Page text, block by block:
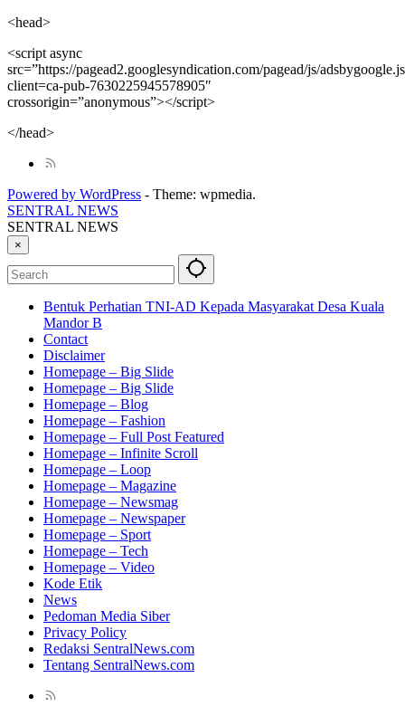
<head>
<script async
src=”https://pagead2.googlesyndication.com/pagead/js/
client=ca-pub-7630225945578905″
crossorigin=”anonymous”></script>
</head>
Powered by WordPress - Theme: wpmedia.
SENTRAL NEWS
SENTRAL NEWS
×
Bentuk Perhatian TNI-AD Kepada Masyarakat Desa Kuala
Mandor B
Contact
Disclaimer
Homepage – Big Slide
Homepage – Big Slide
Homepage – Blog
Homepage – Fashion
Homepage – Full Post Featured
Homepage – Infinite Scroll
Homepage – Loop
Homepage – Magazine
Homepage – Newsmag
Homepage – Newspaper
Homepage – Sport
Homepage – Tech
Homepage – Video
Kode Etik
News
Pedoman Media Siber
Privacy Policy
Redaksi SentralNews.com
Tentang SentralNews.com